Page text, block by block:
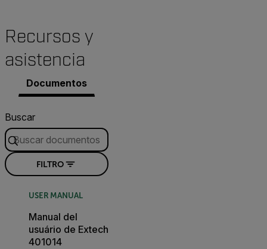
Recursos y
asistencia
Documentos
Buscar
FILTRO
USER MANUAL
Manual del
usuário de Extech
401014